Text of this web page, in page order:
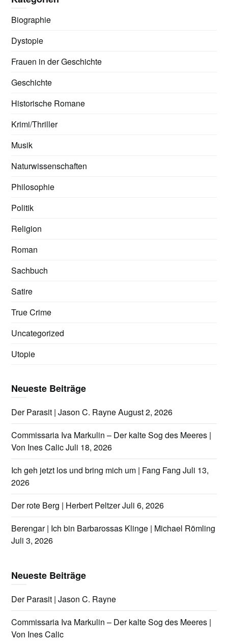
Biographie
Dystopie
Frauen in der Geschichte
Geschichte
Historische Romane
Krimi/Thriller
Musik
Naturwissenschaften
Philosophie
Politik
Religion
Roman
Sachbuch
Satire
True Crime
Uncategorized
Utopie
Neueste Beiträge
Der Parasit | Jason C. RayneAugust 2, 2026
Commissaria Iva Markulin – Der kalte Sog des Meeres |
Von Ines CalicJuli 18, 2026
Ich geh jetzt los und bring mich um | Fang Fang Juli 13,
2026
Der rote Berg | Herbert PeltzerJuli 6, 2026
Berengar | Ich bin Barbarossas Klinge | Michael Römling
Juli 3, 2026
Neueste Beiträge
Der Parasit | Jason C. Rayne
Commissaria Iva Markulin – Der kalte Sog des Meeres |
Von Ines Calic